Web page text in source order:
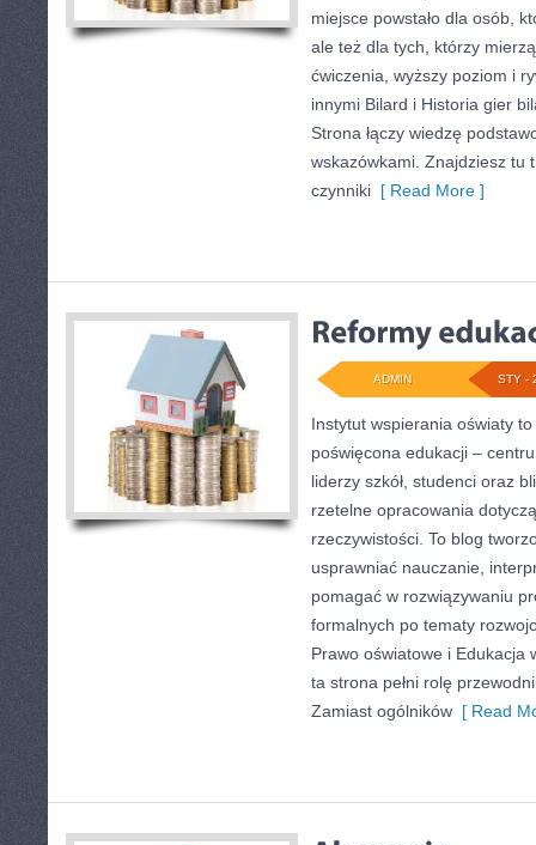
miejsce powstało dla osób,
ale też dla tych, którzy
ćwiczenia, wyższy poziom i
innymi Bilard i Historia gier
Strona łączy wiedzę
wskazówkami. Znajdziesz tu
czynniki [ Read More ]
STY -
ADMIN
Instytut wspierania oświaty
poświęcona edukacji –
liderzy szkół, studenci oraz
rzetelne opracowania
rzeczywistości. To blog
usprawniać nauczanie,
pomagać w rozwiązywaniu
formalnych po tematy
Prawo oświatowe i Edukacja
ta strona pełni rolę
Zamiast ogólników [ Read